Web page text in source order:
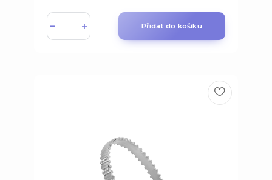
Přidat do košíku